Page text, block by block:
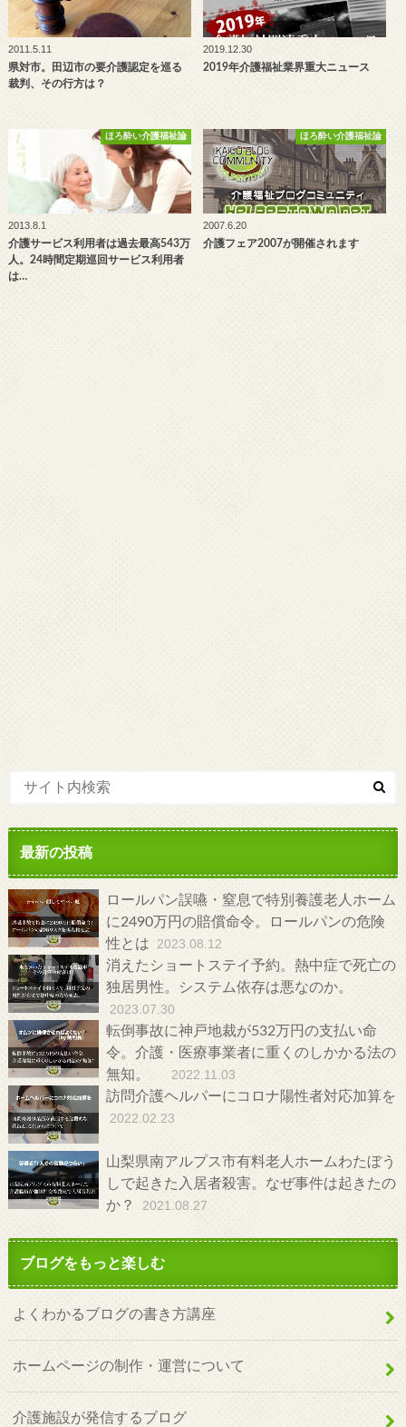
2011.5.11
県対市。田辺市の要介護認定を巡る
裁判、その行方は？
2019.12.30
2019年介護福祉業界重大ニュース
ほろ酔い介護福祉論
2013.8.1
介護サービス利用者は過去最高543万
人。24時間定期巡回サービス利用者
は…
ほろ酔い介護福祉論
2007.6.20
介護フェア2007が開催されます
最新の投稿
ロールパン誤嚥・窒息で特別養護老人ホーム
に2490万円の賠償命令。ロールパンの危険
性とは
2023.08.12
消えたショートステイ予約。熱中症で死亡の
独居男性。システム依存は悪なのか。
2023.07.30
転倒事故に神戸地裁が532万円の支払い命
令。介護・医療事業者に重くのしかかる法の
無知。
2022.11.03
訪問介護ヘルパーにコロナ陽性者対応加算を
2022.02.23
山梨県南アルプス市有料老人ホームわたぼう
しで起きた入居者殺害。なぜ事件は起きたの
か？
2021.08.27
ブログをもっと楽しむ
よくわかるブログの書き方講座
ホームページの制作・運営について
介護施設が発信するブログ